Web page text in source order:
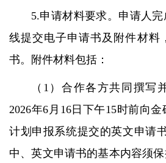
5.申请材料要求。申请人
线提交电子申请书及附件材料
书。附件材料包括：
（ 1 ）合作各方共同撰写
2026年6 月 16日下午15时前向金
计划申报系统提交的英文申请
中、英文申请书的基本内容须